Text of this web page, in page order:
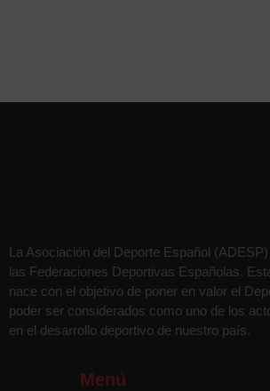
La Asociación del Deporte Español
las Federaciones Deportivas Españolas.
nace con el objetivo de poner en valor el
poder ser considerados como uno de los
en el desarrollo deportivo de nuestro país.
Menú